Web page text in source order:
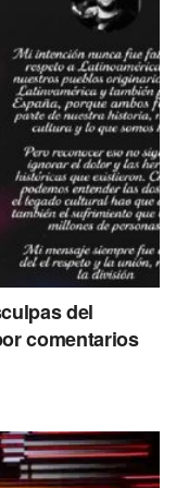
del
comentarios